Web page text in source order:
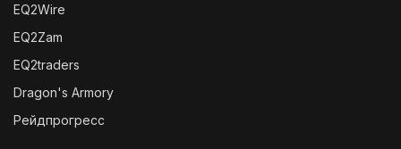
EQ2Wire
EQ2Zam
EQ2traders
Dragon's Armory
Рейдпрогресс